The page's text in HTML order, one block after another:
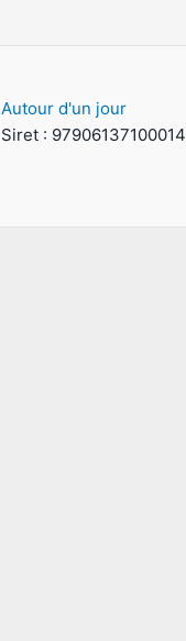
Autour d'un jour
Siret : 97906137100014